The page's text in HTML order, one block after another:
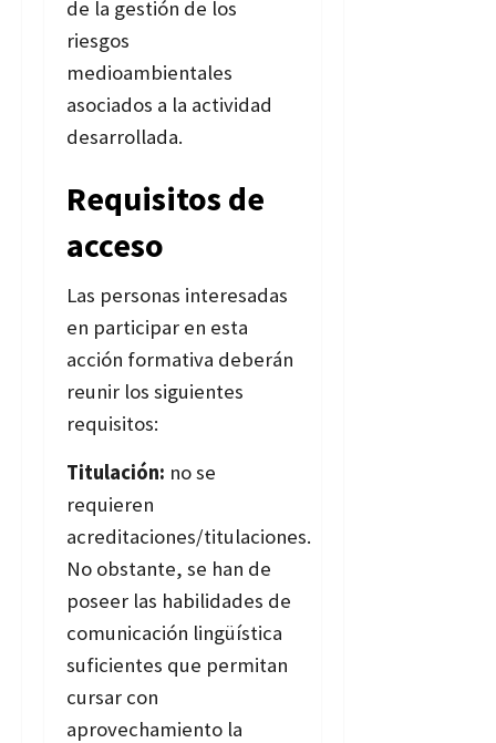
de la gestión de los
riesgos
medioambientales
asociados a la actividad
desarrollada.
Requisitos de
acceso
Las personas interesadas
en participar en esta
acción formativa deberán
reunir los siguientes
requisitos:
Titulación: no se
requieren
acreditaciones/titulaciones.
No obstante, se han de
poseer las habilidades de
comunicación lingüística
suficientes que permitan
cursar con
aprovechamiento la